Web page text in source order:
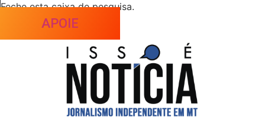
Feche esta caixa de pesquisa.
APOIE